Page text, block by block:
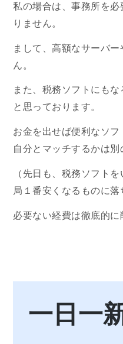
私の場合は、事務所を
りません。
まして、高額なサーバ
ん。
また、税務ソフトにも
と思っております。
お金を出せば便利なソ
自分とマッチするかは別
（先日も、税務ソフト
局１番安くなるものに落
必要ない経費は徹底的に
一日一